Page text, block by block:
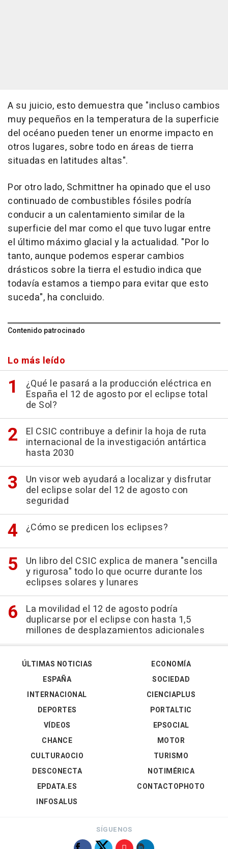
A su juicio, esto demuestra que "incluso cambios
muy pequeños en la temperatura de la superficie
del océano pueden tener un enorme impacto en
otros lugares, sobre todo en áreas de tierra
situadas en latitudes altas".
Por otro lado, Schmittner ha opinado que el uso
continuado de combustibles fósiles podría
conducir a un calentamiento similar de la
superficie del mar como el que tuvo lugar entre
el último máximo glacial y la actualidad. "Por lo
tanto, aunque podemos esperar cambios
drásticos sobre la tierra el estudio indica que
todavía estamos a tiempo para evitar que esto
suceda", ha concluido.
Contenido patrocinado
Lo más leído
¿Qué le pasará a la producción eléctrica en
España el 12 de agosto por el eclipse total
de Sol?
El CSIC contribuye a definir la hoja de ruta
internacional de la investigación antártica
hasta 2030
Un visor web ayudará a localizar y disfrutar
del eclipse solar del 12 de agosto con
seguridad
¿Cómo se predicen los eclipses?
Un libro del CSIC explica de manera "sencilla
y rigurosa" todo lo que ocurre durante los
eclipses solares y lunares
La movilidad el 12 de agosto podría
duplicarse por el eclipse con hasta 1,5
millones de desplazamientos adicionales
ÚLTIMAS NOTICIAS
ESPAÑA
INTERNACIONAL
DEPORTES
VÍDEOS
ECONOMÍA
SOCIEDAD
CIENCIAPLUS
PORTALTIC
EPSOCIAL
CHANCE
CULTURAOCIO
DESCONECTA
EPDATA.ES
INFOSALUS
MOTOR
TURISMO
NOTIMÉRICA
CONTACTOPHOTO
SÍGUENOS